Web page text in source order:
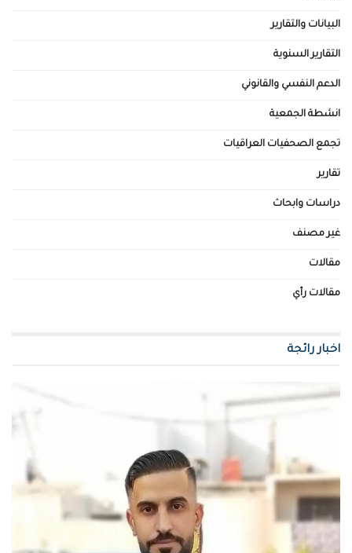
البيانات والتقارير
التقارير السنوية
الدعم النفسي والقانوني
انشطة الجمعية
تجمع الصحفيات العراقيات
تقارير
دراسات وابحاث
غير مصنف
مقالات
مقالات رأي
اخبار رائجة